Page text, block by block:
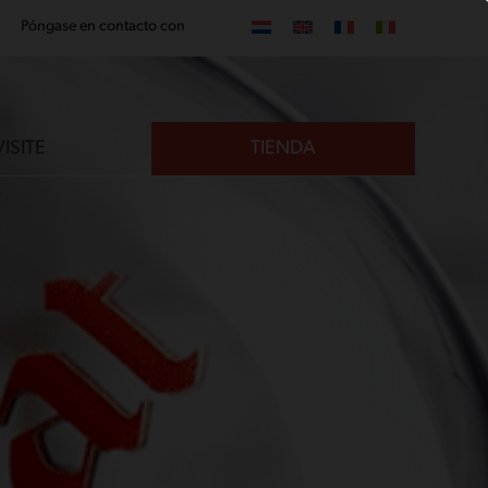
Póngase en contacto con
TIENDA